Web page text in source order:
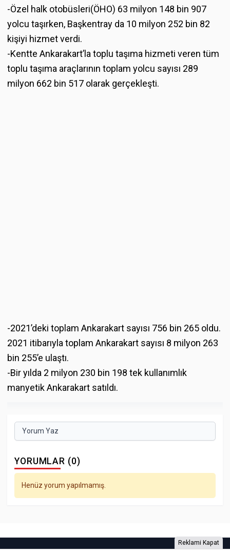
-Özel halk otobüsleri(ÖHO) 63 milyon 148 bin 907
yolcu taşırken, Başkentray da 10 milyon 252 bin 82
kişiyi hizmet verdi.
-Kentte Ankarakart’la toplu taşıma hizmeti veren tüm
toplu taşıma araçlarının toplam yolcu sayısı 289
milyon 662 bin 517 olarak gerçekleşti.
-2021’deki toplam Ankarakart sayısı 756 bin 265 oldu.
2021 itibarıyla toplam Ankarakart sayısı 8 milyon 263
bin 255’e ulaştı.
-Bir yılda 2 milyon 230 bin 198 tek kullanımlık
manyetik Ankarakart satıldı.
Yorum Yaz
YORUMLAR (0)
Henüz yorum yapılmamış.
Reklami Kapat